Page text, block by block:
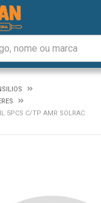
5PCS C/TP AMR SOLRAC